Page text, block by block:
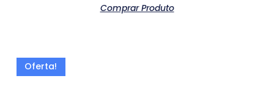
Comprar Produto
Oferta!